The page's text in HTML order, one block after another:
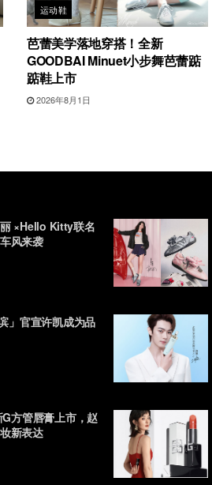
运动鞋
芭蕾美学落地穿搭！全新
GOODBAI Minuet小步舞芭蕾踮
踮鞋上市
2026年8月1日
×Hello Kitty联名
风来袭
」官宣许凯成为品
方管唇膏上市，赵
新表达